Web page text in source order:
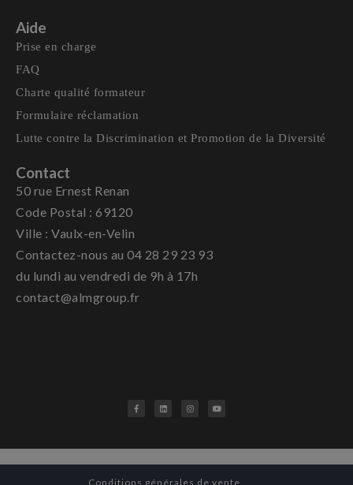
Aide
Prise en charge
FAQ
Charte qualité formateur
Formulaire réclamation
Lutte contre la Discrimination et Promotion de la Diversité
Contact
50 rue Ernest Renan
Code Postal : 69120
Ville : Vaulx-en-Velin
Contactez-nous au 04 28 29 23 93
du lundi au vendredi de 9h à 17h
contact@almgroup.fr
Conditions générales de vente